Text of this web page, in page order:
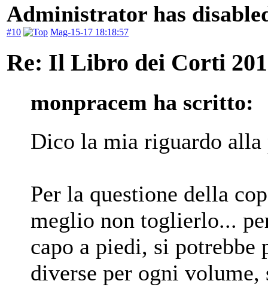
Administrator has
#10 Mag-15-17 18:18:57
Re: Il Libro dei Corti
monpracem ha scritto:
Dico la mia riguardo alla
Per la questione della
meglio non toglierlo...
capo a piedi, si potrebbe
diverse per ogni